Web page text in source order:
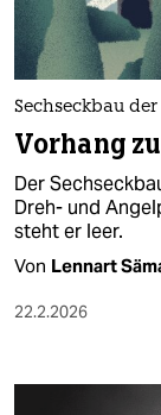
nord
wahrheit
verlag
verlag
veranstaltungen
shop
Sechseckbau
Vorhang zu
Der
Dreh- und
steht er leer.
Von Lennart
22.2.2026